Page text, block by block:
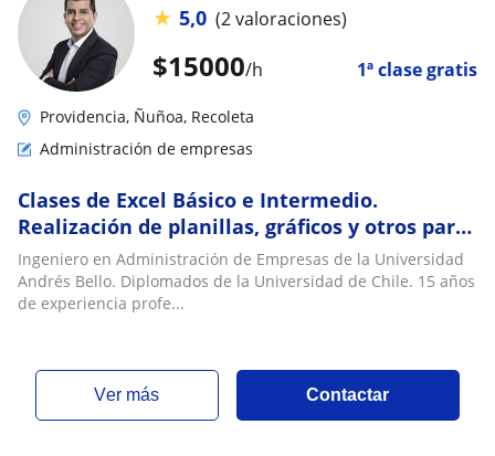
$15000/h 1ª clase gratis
★ 5,0 (2 valoraciones)
Providencia, Ñuñoa, Recoleta
Administración de empresas
Clases de Excel Básico e Intermedio.
Realización de planillas, gráficos y otros para
tu trabajo o estudio
Ingeniero en Administración de Empresas de la Universidad
Andrés Bello. Diplomados de la Universidad de Chile. 15 años
de experiencia profe...
ver más Contactar